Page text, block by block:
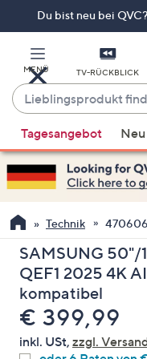
Du bist neu bei
MENÜ TV-RÜCKBLICK
Lieblingsprodukt
finden
Vorschläge
verfügbar
sind,
verwenden
Sie
die
Pfeiltasten
nach
oben
und
nach
unten
Tagesangebot Neu
Technik 470606
SAMSUNG 50"/
QEF1 2025 4K
kompatibel
Gelöscht
€ 399,99
inkl. USt, zzgl.